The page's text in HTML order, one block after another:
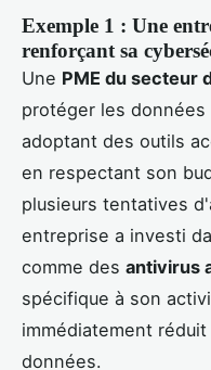
Exemple 1 : Une
renforçant sa
Une PME du secteur
protéger les
adoptant des outils
en respectant son
plusieurs tentatives
entreprise a investi
comme des antivirus
spécifique à son
immédiatement
données.